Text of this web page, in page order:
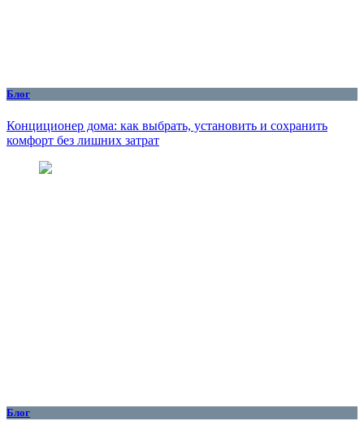
Блог
Конциционер дома: как выбрать, установить и сохранить
комфорт без лишних затрат
Блог